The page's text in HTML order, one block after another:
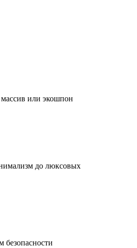
или экошпон
до люксовых
безопасности